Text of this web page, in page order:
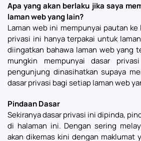
Apa yang akan berlaku jika saya
laman web yang lain?
Laman web ini mempunyai pautan ke
privasi ini hanya terpakai untuk
diingatkan bahawa laman web yang
mungkin mempunyai dasar
pengunjung dinasihatkan supaya
dasar privasi bagi setiap laman web
Pindaan Dasar
Sekiranya dasar privasi ini dipinda,
di halaman ini. Dengan sering
akan dikemas kini dengan maklumat